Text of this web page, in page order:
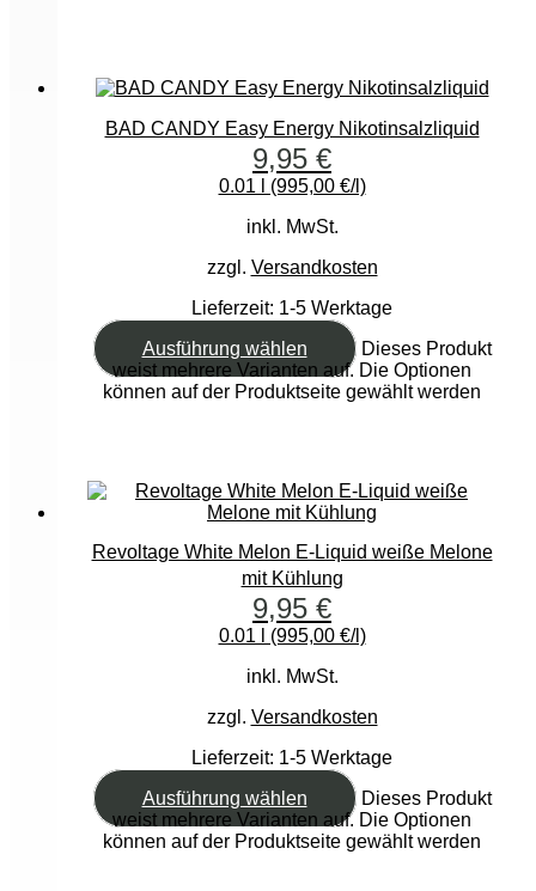
BAD CANDY Easy Energy Nikotinsalzliquid
9,95 €
0.01 l (995,00 €/l)
inkl. MwSt.
zzgl. Versandkosten
Lieferzeit: 1-5 Werktage
Ausführung wählen
Dieses Produkt
weist mehrere Varianten auf. Die Optionen
können auf der Produktseite gewählt werden
Revoltage White Melon E-Liquid weiße Melone
mit Kühlung
9,95 €
0.01 l (995,00 €/l)
inkl. MwSt.
zzgl. Versandkosten
Lieferzeit: 1-5 Werktage
Ausführung wählen
Dieses Produkt
weist mehrere Varianten auf. Die Optionen
können auf der Produktseite gewählt werden